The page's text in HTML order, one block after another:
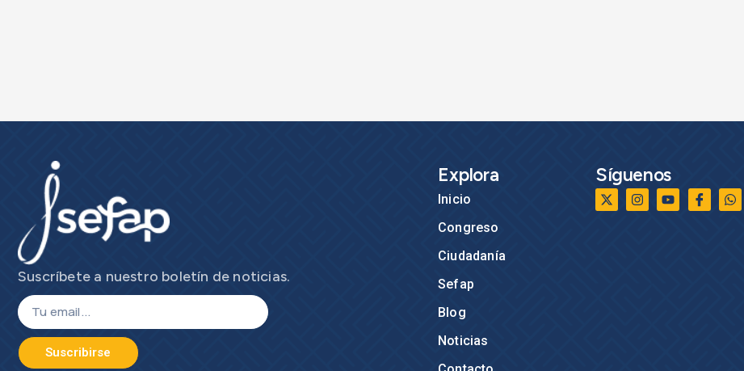
Suscríbete a nuestro boletín de noticias.
Suscribirse
Explora
Inicio
Congreso
Ciudadanía
Sefap
Blog
Noticias
Síguenos